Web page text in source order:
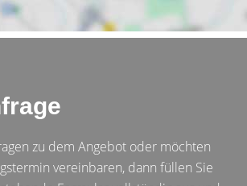
zu dem Angebot oder möchten
vereinbaren, dann füllen Sie